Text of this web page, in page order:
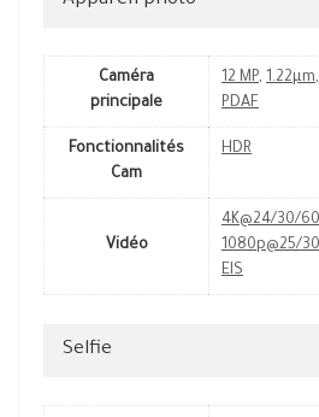
Caméra
principale
12 MP, 1.22µm,
PDAF
Fonctionnalités
Cam
HDR
Vidéo
4K@24/30/
1080p@25/
EIS
Selfie